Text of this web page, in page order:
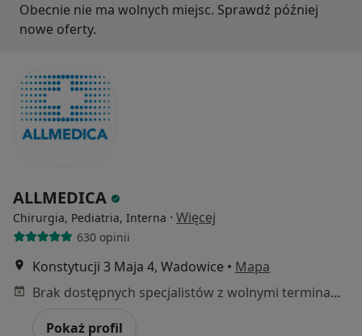
Obecnie nie ma wolnych miejsc. Sprawdź później
nowe oferty.
ALLMEDICA
Chirurgia, Pediatria, Interna · Więcej
630 opinii
Konstytucji 3 Maja 4, Wadowice • Mapa
Brak dostępnych specjalistów z wolnymi terminami w tym centrum medycznym.
Pokaż profil